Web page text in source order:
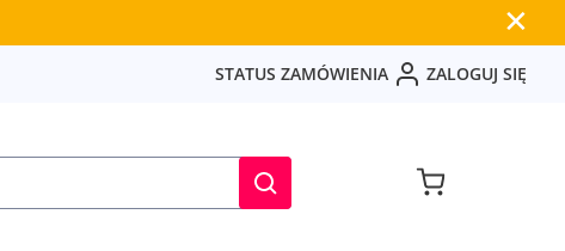
✕
STATUS ZAMÓWIENIA ZALOGUJ SIĘ